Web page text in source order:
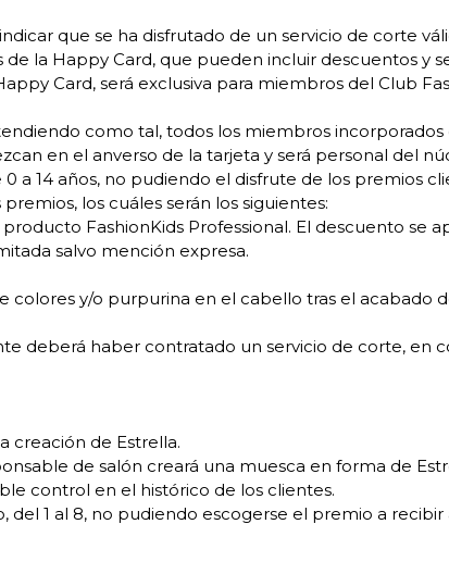
que se ha disfrutado de un servicio de corte
la Happy Card, que pueden incluir descuentos y
Card, será exclusiva para miembros del Club
como tal, todos los miembros
en el anverso de la tarjeta y será personal del
a 14 años, no pudiendo el disfrute de los premios
los cuáles serán los siguientes:
FashionKids Professional. El descuento se
salvo mención expresa.
colores y/o purpurina en el cabello tras el acabado
deberá haber contratado un servicio de corte, en
creación de Estrella.
de salón creará una muesca en forma de
control en el histórico de los clientes.
del 1 al 8, no pudiendo escogerse el premio a